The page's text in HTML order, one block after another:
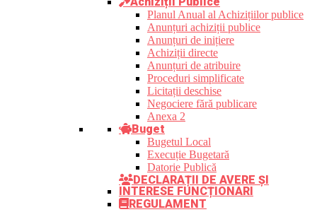
Planul Anual al Achizițiilor publice
Anunțuri achiziții publice
Anunțuri de inițiere
Achiziții directe
Anunțuri de atribuire
Proceduri simplificate
Licitații deschise
Negociere fără publicare
Anexa 2
Buget
Bugetul Local
Execuție Bugetară
Datorie Publică
DECLARAȚII DE AVERE ȘI
INTERESE FUNCȚIONARI
REGULAMENT